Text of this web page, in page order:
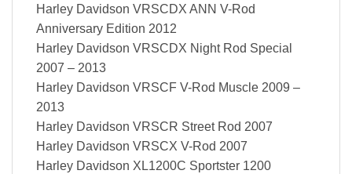
Harley Davidson VRSCDX ANN V-Rod
Anniversary Edition 2012
Harley Davidson VRSCDX Night Rod Special
2007 – 2013
Harley Davidson VRSCF V-Rod Muscle 2009 –
2013
Harley Davidson VRSCR Street Rod 2007
Harley Davidson VRSCX V-Rod 2007
Harley Davidson XL1200C Sportster 1200